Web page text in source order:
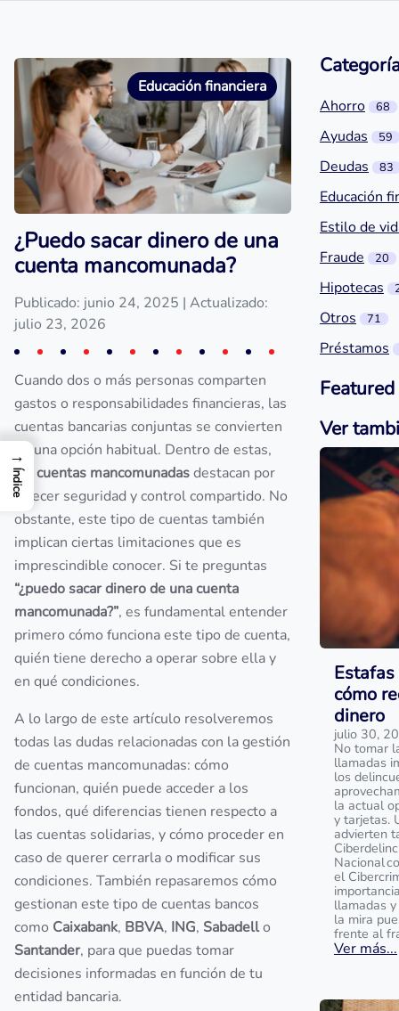
Educación financiera
¿Puedo sacar dinero de una
cuenta mancomunada?
Publicado: junio 24, 2025 | Actualizado:
julio 23, 2026
Cuando dos o más personas comparten
gastos o responsabilidades financieras, las
cuentas bancarias conjuntas se convierten
en una opción habitual. Dentro de estas,
las cuentas mancomunadasdestacan por
ofrecer seguridad y control compartido. No
obstante, este tipo de cuentas también
implican ciertas limitaciones que es
imprescindible conocer. Si te preguntas
“¿puedo sacar dinero de una cuenta
mancomunada?”, es fundamental entender
primero cómo funciona este tipo de cuenta,
quién tiene derecho a operar sobre ella y
en qué condiciones.
A lo largo de este artículo resolveremos
todas las dudas relacionadas con la gestión
de cuentas mancomunadas: cómo
funcionan, quién puede acceder a los
fondos, qué diferencias tienen respecto a
las cuentas solidarias, y cómo proceder en
caso de querer cerrarla o modificar sus
condiciones. También repasaremos cómo
gestionan este tipo de cuentas bancos
como Caixabank, BBVA, ING, Sabadello
Santander, para que puedas tomar
decisiones informadas en función de tu
entidad bancaria.
Ahorro 68
Ayudas 59
Deudas 83
Educación
Estilo de
Fraude
20
Hipotecas
Otros 71
Préstamos
Ver
cómo
dinero
julio 30,
No tomar
llamadas
los
la actual
y tarjetas.
advierten
Nacional
el
llamadas
la mira
frente al
Ver más...
→
Índice